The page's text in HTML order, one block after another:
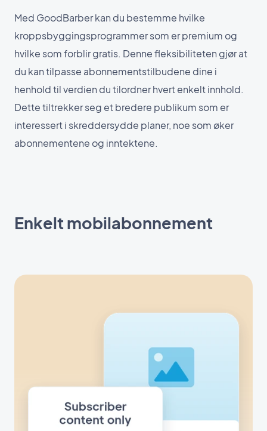
Med GoodBarber kan du bestemme hvilke
kroppsbyggingsprogrammer som er premium og
hvilke som forblir gratis. Denne fleksibiliteten gjør at
du kan tilpasse abonnementstilbudene dine i
henhold til verdien du tilordner hvert enkelt innhold.
Dette tiltrekker seg et bredere publikum som er
interessert i skreddersydde planer, noe som øker
abonnementene og inntektene.
Enkelt mobilabonnement